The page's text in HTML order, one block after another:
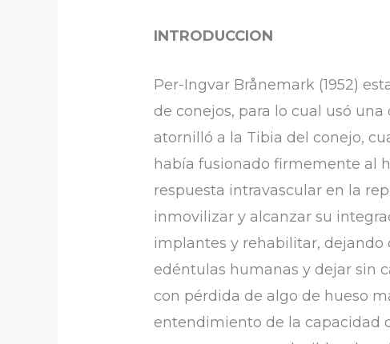
INTRODUCCION
Per-Ingvar Brånemark (1952)
de conejos, para lo cual usó
atornilló a la Tibia del conejo,
había fusionado firmemente al
respuesta intravascular en la
inmovilizar y alcanzar su
implantes y rehabilitar, dejando
edéntulas humanas y dejar sin
con pérdida de algo de hueso
entendimiento de la capacidad